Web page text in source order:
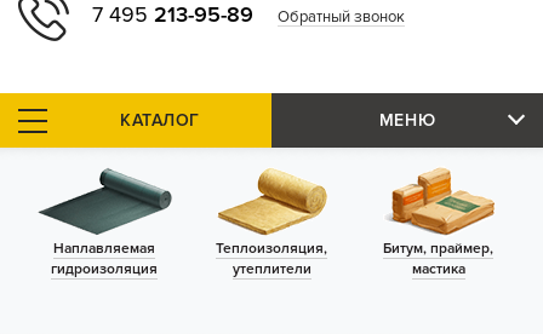
7 495 213-95-89 Обратный звонок
КАТАЛОГ МЕНЮ
Наплавляемая
гидроизоляция
Теплоизоляция,
утеплители
Битум, праймер,
мастика